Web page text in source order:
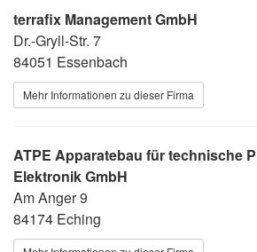
terrafix Management GmbH
Dr.-Gryll-Str. 7
84051 Essenbach
Mehr Informationen zu dieser Firma
ATPE Apparatebau für technische
Elektronik GmbH
Am Anger 9
84174 Eching